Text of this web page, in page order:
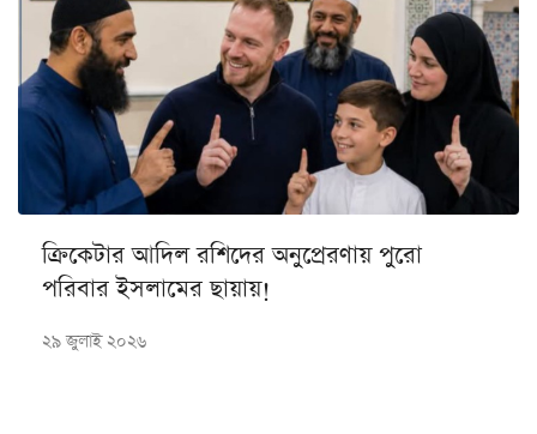
ক্রিকেটার আদিল রশিদের অনুপ্রেরণায় পুরো
পরিবার ইসলামের ছায়ায়!
২৯ জুলাই ২০২৬